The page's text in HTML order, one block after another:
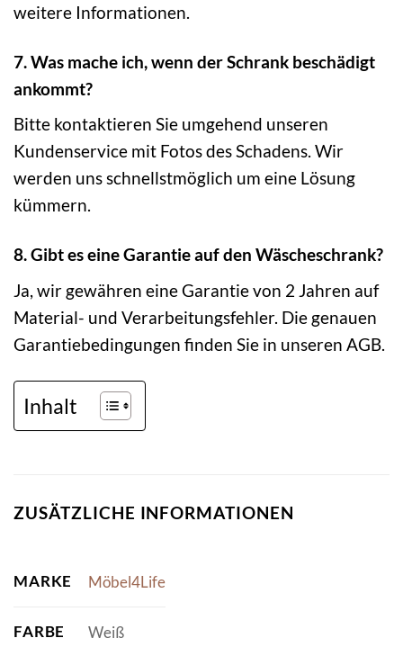
weitere Informationen.
7. Was mache ich, wenn der Schrank beschädigt
ankommt?
Bitte kontaktieren Sie umgehend unseren
Kundenservice mit Fotos des Schadens. Wir
werden uns schnellstmöglich um eine Lösung
kümmern.
8. Gibt es eine Garantie auf den Wäscheschrank?
Ja, wir gewähren eine Garantie von 2 Jahren auf
Material- und Verarbeitungsfehler. Die genauen
Garantiebedingungen finden Sie in unseren AGB.
Inhalt
ZUSÄTZLICHE INFORMATIONEN
MARKE Möbel4Life
FARBE Weiß